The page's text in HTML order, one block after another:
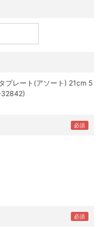
プレート(アソート) 21cm 5
32842)